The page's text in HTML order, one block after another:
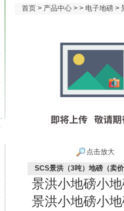
首页 > 产品中心 > > 电子地磅 >
点击放大
SCS景洪（3吨）地磅（卖
景洪小地磅小
景洪小地磅小